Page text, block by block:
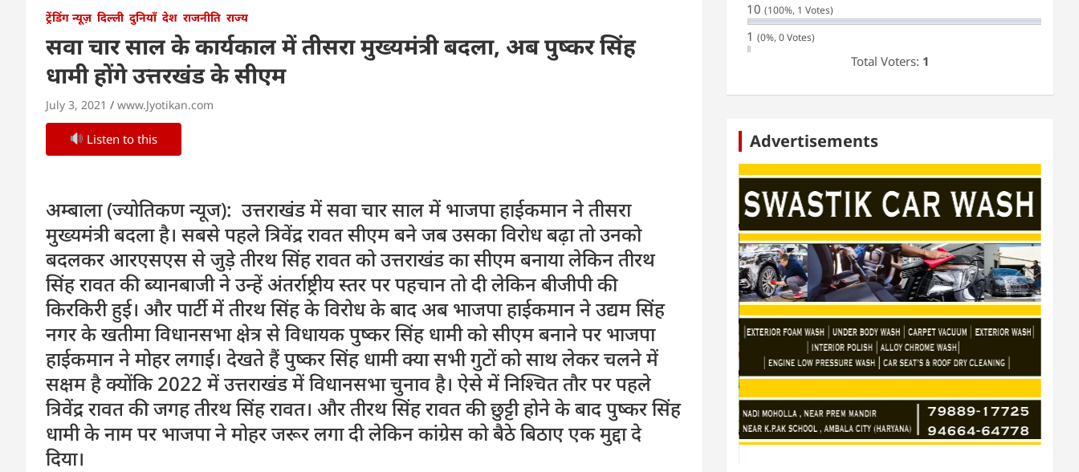
ट्रेंडिंग न्यूज़ दिल्ली दुनियाँ देश राजनीति राज्य
सवा चार साल के कार्यकाल में तीसरा मुख्यमंत्री बदला, अब पुष्कर सिंह
धामी होंगे उत्तरखंड के सीएम
July 3, 2021 www.Jyotikan.com
Listen to this
अम्बाला (ज्योतिकण न्यूज): उत्तराखंड में सवा चार साल में भाजपा हाईकमान ने तीसरा
मुख्यमंत्री बदला है। सबसे पहले त्रिवेंद्र रावत सीएम बने जब उसका विरोध बढ़ा तो उनको
बदलकर आरएसएस से जुड़े तीरथ सिंह रावत को उत्तराखंड का सीएम बनाया लेकिन तीरथ
सिंह रावत की ब्यानबाजी ने उन्हें अंतर्राष्ट्रीय स्तर पर पहचान तो दी लेकिन बीजीपी की
किरकिरी हुई। और पार्टी में तीरथ सिंह के विरोध के बाद अब भाजपा हाईकमान ने उद्यम सिंह
नगर के खतीमा विधानसभा क्षेत्र से विधायक पुष्कर सिंह धामी को सीएम बनाने पर भाजपा
हाईकमान ने मोहर लगाई। देखते हैं पुष्कर सिंह धामी क्या सभी गुटों को साथ लेकर चलने में
सक्षम है क्योंकि 2022 में उत्तराखंड में विधानसभा चुनाव है। ऐसे में निश्चित तौर पर पहले
त्रिवेंद्र रावत की जगह तीरथ सिंह रावत। और तीरथ सिंह रावत की छुट्टी होने के बाद पुष्कर सिंह
धामी के नाम पर भाजपा ने मोहर जरूर लगा दी लेकिन कांग्रेस को बैठे बिठाए एक मुद्दा दे
दिया।
10(100%, 1 Votes)
1(0%, 0 Votes)
Total Voters: 1
Advertisements